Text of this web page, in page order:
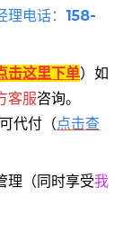
电话： 158-
击这里下单） 如
客服咨询。
代付（点击查
理（同时享受我